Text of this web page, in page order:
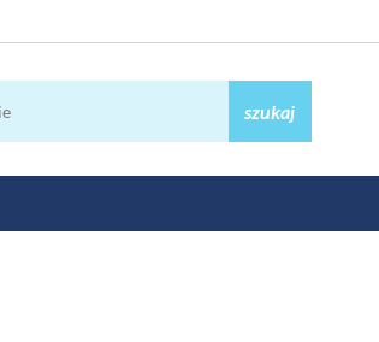
szukaj